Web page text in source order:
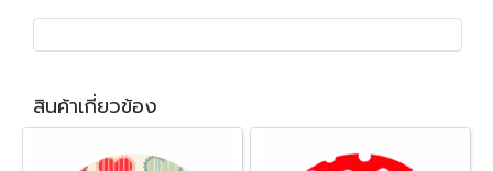
สินค้าเกี่ยวข้อง